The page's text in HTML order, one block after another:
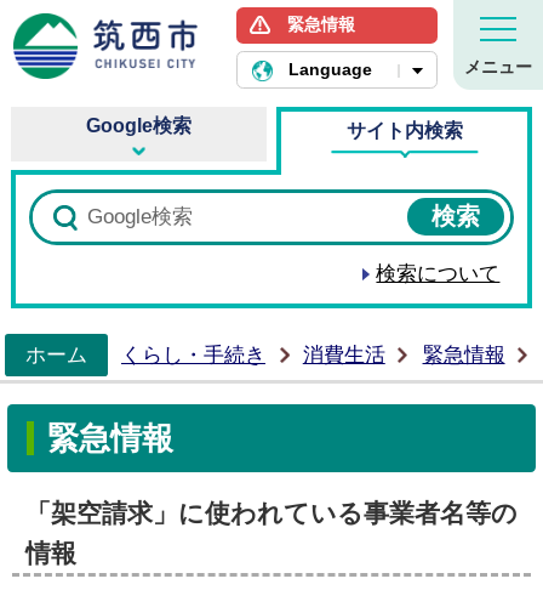
筑西市ホームページ
緊急情報
Language メニュー
Google検索 サイト内検索
検索について
ホーム
くらし・手続き 消費生活 緊急情報
緊急情報
「架空請求」に使われている事業者名等の
情報